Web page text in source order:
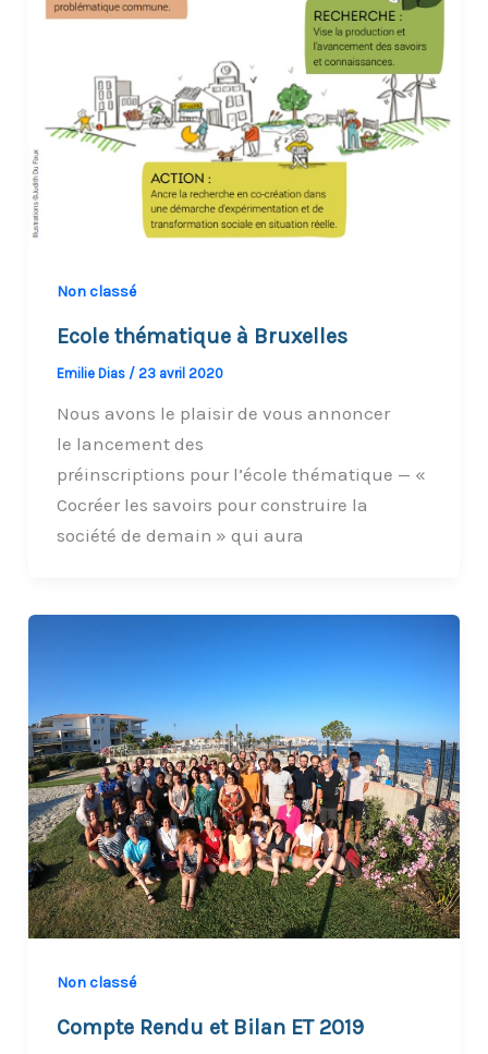
Non classé
Ecole thématique à Bruxelles
Emilie Dias / 23 avril 2020
Nous avons le plaisir de vous annoncer
le lancement des
préinscriptions pour l’école thématique — «
Cocréer les savoirs pour construire la
société de demain » qui aura
Non classé
Compte Rendu et Bilan ET 2019